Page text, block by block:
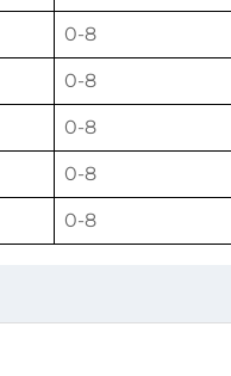
0-8
0-8
0-8
0-8
0-8